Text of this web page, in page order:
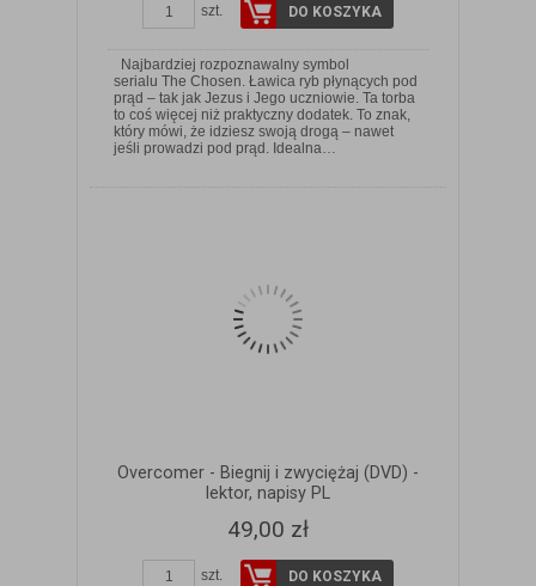
szt. DO KOSZYKA
Najbardziej rozpoznawalny symbol
serialu The Chosen. Ławica ryb płynących pod
prąd – tak jak Jezus i Jego uczniowie. Ta torba
to coś więcej niż praktyczny dodatek. To znak,
który mówi, że idziesz swoją drogą – nawet
jeśli prowadzi pod prąd. Idealna…
ZOBACZ SZCZEGÓŁY
Overcomer - Biegnij i zwyciężaj (DVD) -
lektor, napisy PL
49,00 zł
szt. DO KOSZYKA